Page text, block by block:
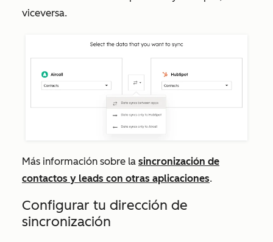
viceversa.
Más información sobre la sincronización de
contactos y leads con otras aplicaciones.
Configurar tu dirección de
sincronización